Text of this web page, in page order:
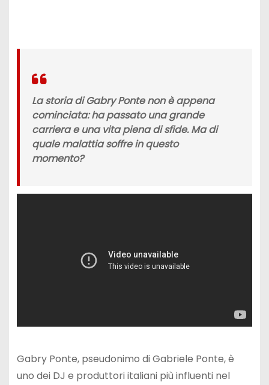
La storia di Gabry Ponte non è appena
cominciata: ha passato una grande
carriera e una vita piena di sfide. Ma di
quale malattia soffre in questo
momento?
Gabry Ponte, pseudonimo di Gabriele Ponte, è
uno dei DJ e produttori italiani più influenti nel